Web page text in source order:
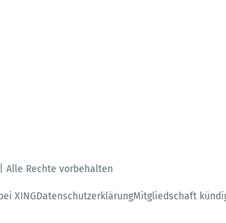
Alle Rechte vorbehalten
XINGDatenschutzerklärungMitgliedschaft